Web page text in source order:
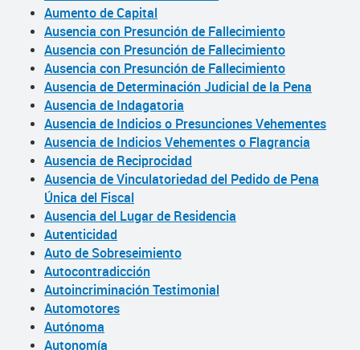
Aumento de Capital
Ausencia con Presunción de Fallecimiento
Ausencia con Presunción de Fallecimiento
Ausencia con Presunción de Fallecimiento
Ausencia de Determinación Judicial de la Pena
Ausencia de Indagatoria
Ausencia de Indicios o Presunciones Vehementes
Ausencia de Indicios Vehementes o Flagrancia
Ausencia de Reciprocidad
Ausencia de Vinculatoriedad del Pedido de Pena
Única del Fiscal
Ausencia del Lugar de Residencia
Autenticidad
Auto de Sobreseimiento
Autocontradicción
Autoincriminación Testimonial
Automotores
Autónoma
Autonomía